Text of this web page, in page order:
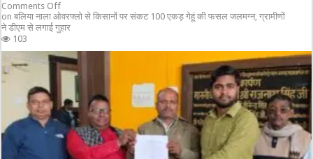
Comments Off
on बलिया नाला ओवरफ्लो से किसानों पर संकट 100 एकड़ गेहूं की फसल जलमग्न, ग्रामीणों
ने डीएम से लगाई गुहार
103